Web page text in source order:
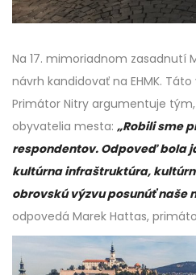
Na 17. mimoriadnom zasadnutí
návrh kandidovať na EHMK.
Primátor Nitry argumentuje
obyvatelia mesta: „Robili sme
respondentov. Odpoveď bola
kultúrna infraštruktúra,
obrovskú výzvu posunúť naše
odpovedá Marek Hattas,